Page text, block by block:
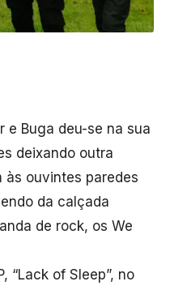
e Buga deu-se na sua
deixando outra
às ouvintes paredes
da calçada
de rock, os We
“Lack of Sleep”, no